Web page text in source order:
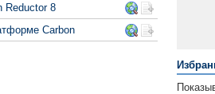
Reductor 8
Carbon